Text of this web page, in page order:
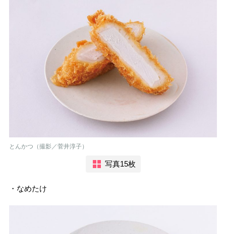
とんかつ（撮影／菅井淳子）
写真15枚
・なめたけ